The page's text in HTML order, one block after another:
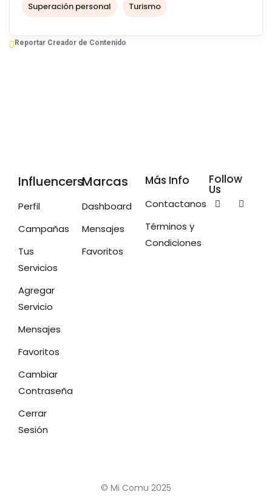
Superación personal Turismo
Reportar Creador de Contenido
Influencers
Perfil
Campañas
Tus
Servicios
Agregar
Servicio
Mensajes
Favoritos
Cambiar
Contraseña
Cerrar
Sesión
Marcas
Dashboard
Mensajes
Favoritos
Más Info
Contactanos
Términos y
Condiciones
Follow
Us
© Mi Comu 2025